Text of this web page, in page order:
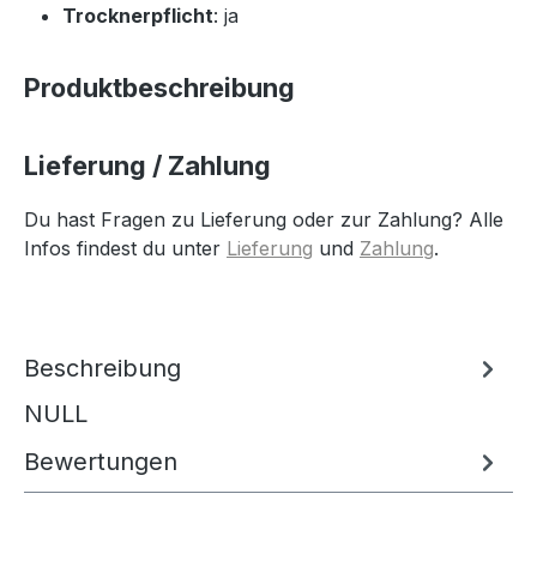
Trocknerpflicht: ja
Produktbeschreibung
Lieferung / Zahlung
Du hast Fragen zu Lieferung oder zur Zahlung? Alle
Infos findest du unter Lieferung und Zahlung.
Beschreibung
NULL
Bewertungen